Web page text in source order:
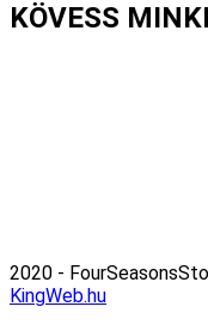
KÖVESS
2020 -
KingWeb.hu